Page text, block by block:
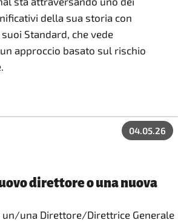
della sua storia con
Standard, che vede
approccio basato sul rischio
04.05.26
direttore o una nuova
un/una Direttore/Direttrice Generale